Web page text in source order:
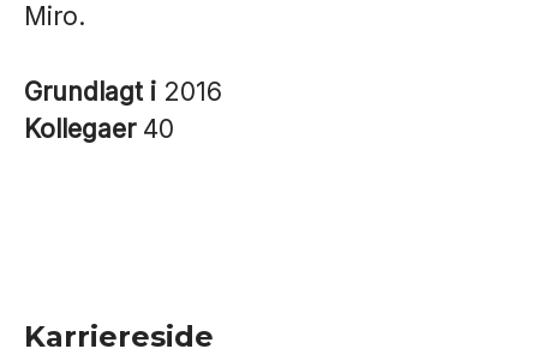
Miro.
Grundlagt i 2016
Kollegaer 40
Karriereside